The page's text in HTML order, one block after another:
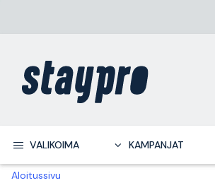
VALIKOIMA KAMPANJAT
Aloitussivu